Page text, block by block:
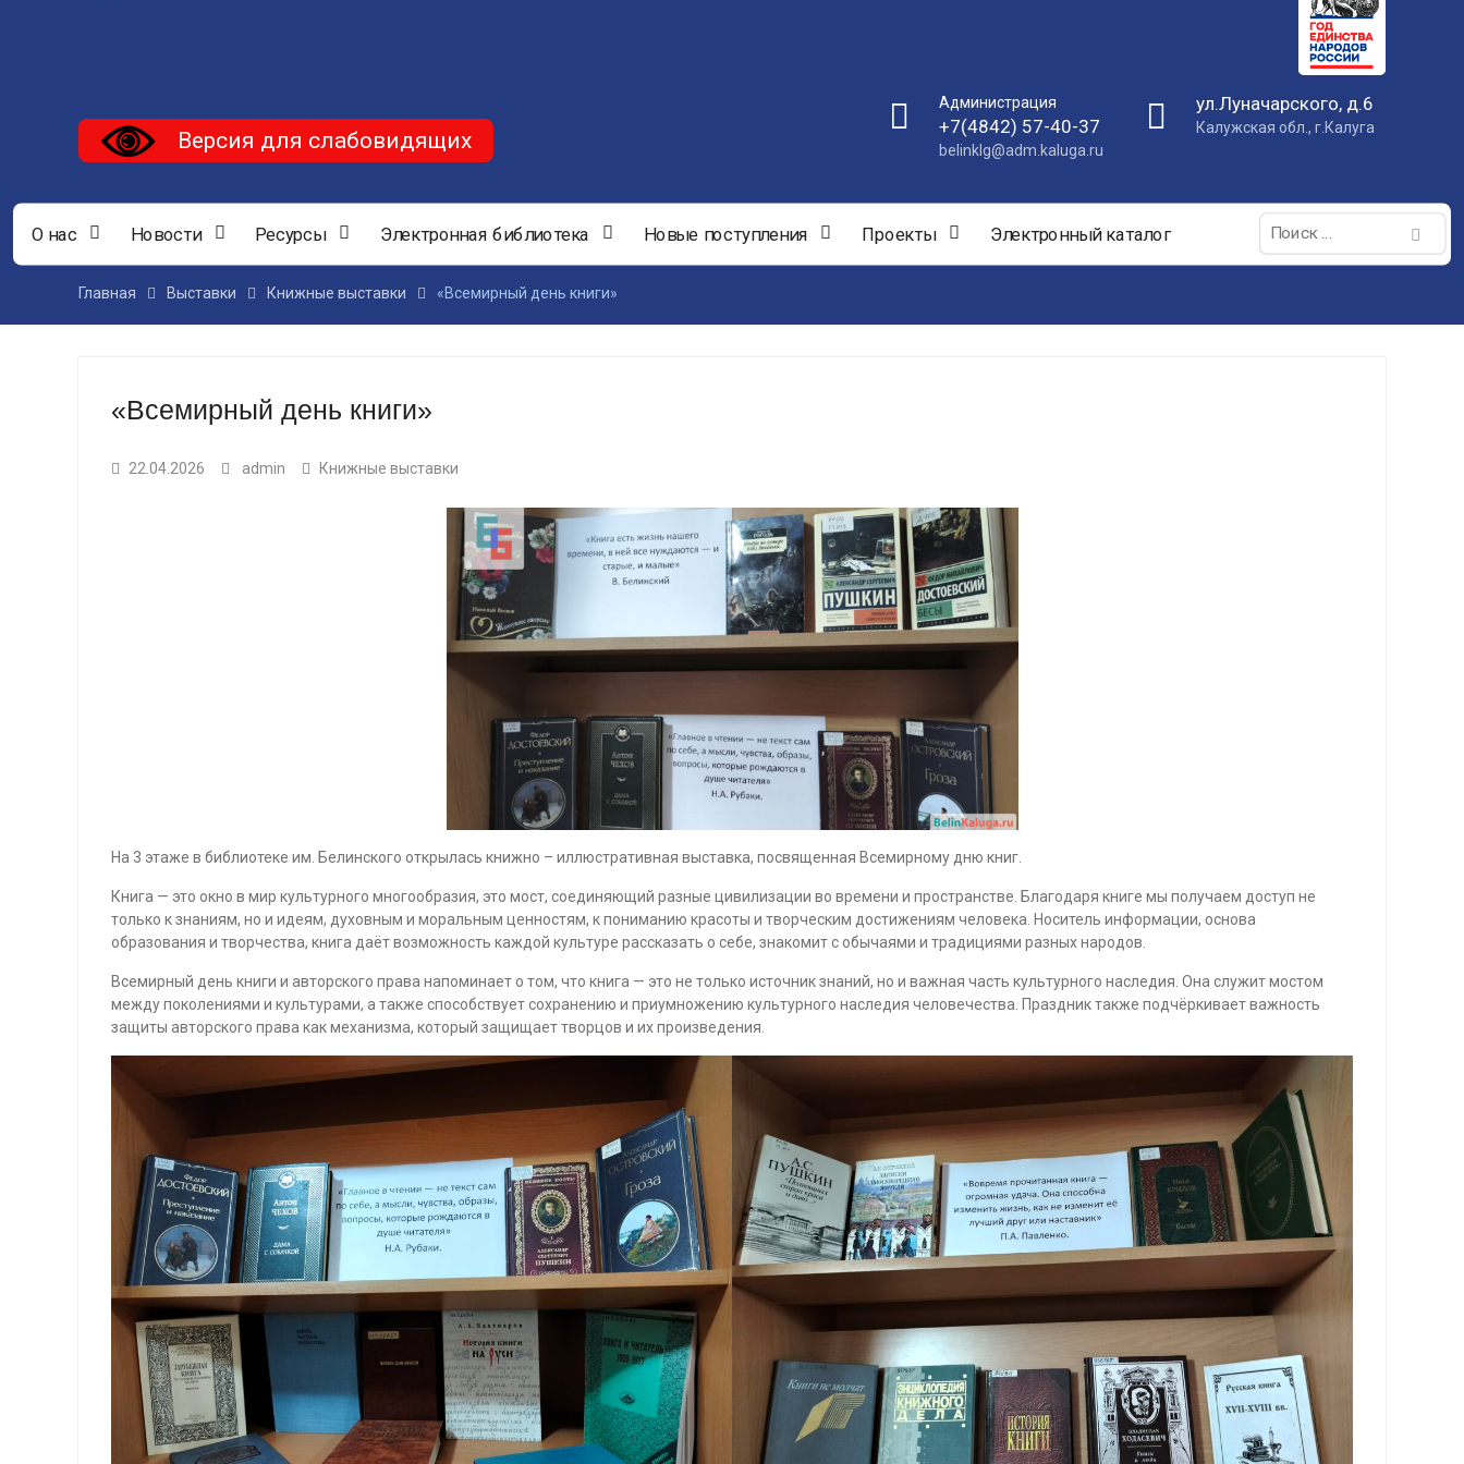
Администрация
+7(4842) 57-40-37
belinklg@adm.kaluga.ru
ул.Луначарского, д.6
Калужская обл., г.Калуга
Версия для слабовидящих
О нас Новости Ресурсы Электронная библиотека Новые поступления Проекты Электронный каталог
Поиск:
Главная Выставки Книжные выставки «Всемирный день книги»
«Всемирный день книги»
22.04.2026 admin Книжные выставки
На 3 этаже в библиотеке им. Белинского открылась книжно – иллюстративная выставка, посвященная Всемирному дню книг.
Книга — это окно в мир культурного многообразия, это мост, соединяющий разные цивилизации во времени и пространстве. Благодаря книге мы получаем доступ не
только к знаниям, но и идеям, духовным и моральным ценностям, к пониманию красоты и творческим достижениям человека. Носитель информации, основа
образования и творчества, книга даёт возможность каждой культуре рассказать о себе, знакомит с обычаями и традициями разных народов.
Всемирный день книги и авторского права напоминает о том, что книга — это не только источник знаний, но и важная часть культурного наследия. Она служит мостом
между поколениями и культурами, а также способствует сохранению и приумножению культурного наследия человечества. Праздник также подчёркивает важность
защиты авторского права как механизма, который защищает творцов и их произведения.